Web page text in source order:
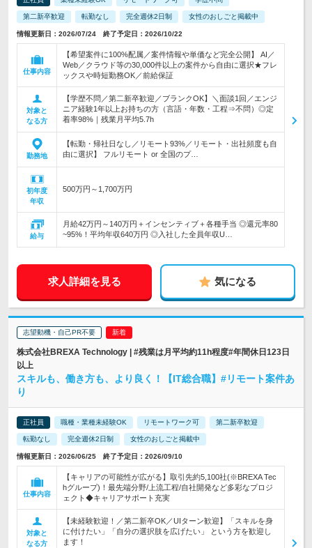
第二新卒歓迎 転勤なし 完全週休2日制 女性のおしごと掲載中
情報更新日：2026/07/24 終了予定日：2026/10/22
仕事内容
【希望案件に100%配属／案件情報や単価など完全公開】 AI／
Web／クラウド等の30,000件以上の案件から自由に選択★フレ
ックスや時短勤務OK／前給保証
対象と
なる方
【学歴不問／第二新卒歓迎／ブランクOK】＼面談1回／エンジ
ニア経験1年以上お持ちの方（言語・年数・工程⇒不問）◎定
着率98%｜残業月平均5.7h
勤務地
【転勤・帰社日なし／リモート93%／リモート・出社頻度も自
由に選択】 フルリモート or 全国のプ…
初年度
年収
500万円～1,700万円
給与
月給42万円～140万円＋インセンティブ＋各種手当 ◎還元率80
~95%！平均年収640万円 ◎入社した全員年収U…
求人詳細を見る 気になる
志望動機・自己PR不要
株式会社BREXA Technology | #残業は月平均約11h程度#年間休日123日
以上
スキルも、働き方も、より良く！【IT総合職】#リモート案件あ
り
正社員 職種・業種未経験OK リモートワーク可 第二新卒歓迎
転勤なし 完全週休2日制 女性のおしごと掲載中
情報更新日：2026/06/25 終了予定日：2026/09/10
仕事内容
【キャリアの可能性が広がる】取引先約5,100社(※BREXA Tec
hグループ)！最先端分野/上流工程/自社開発など多彩なプロジ
ェクト◆キャリアサポート充実
対象と
なる方
【未経験歓迎！／第二新卒OK／UIターン歓迎】「スキルを身
に付けたい」「自分の選択肢を広げたい」 という方を歓迎し
ます！